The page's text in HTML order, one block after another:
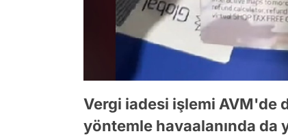
Vergi iadesi işlemi AVM'de
yöntemle havaalanında da